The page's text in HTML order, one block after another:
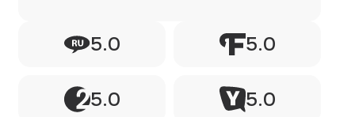
5.0 5.0
5.0 5.0